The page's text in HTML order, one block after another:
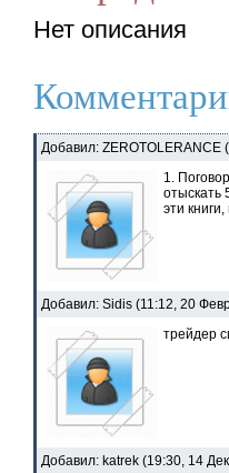
Нет описания
Добавил: ZEROTOLERANCE
1.
отыскать
эти
Добавил: Sidis (11:12, 20
трейдер
Добавил: katrek (19:30, 14